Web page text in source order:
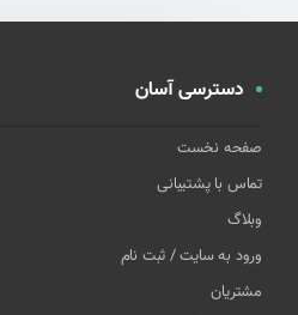
دسترسی آسان
صفحه نخست
تماس با پشتیبانی
وبلاگ
ورود به سایت / ثبت نام
مشتریان